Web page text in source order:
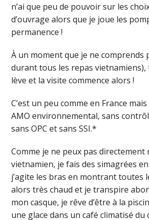
n’ai que peu de pouvoir sur les
d’ouvrage alors que je joue les
permanence !
À un moment que je ne comprends
durant tous les repas vietnamiens),
lève et la visite commence alors !
C’est un peu comme en France mais
AMO environnemental, sans
sans OPC et sans SSI.*
Comme je ne peux pas directement
vietnamien, je fais des simagrées
j’agite les bras en montrant toutes
alors très chaud et je transpire
mon casque, je rêve d’être à la
une glace dans un café climatisé du